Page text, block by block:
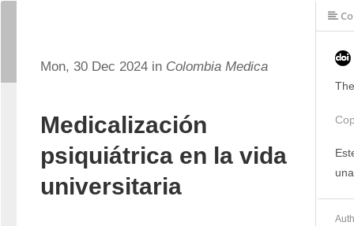
Mon, 30 Dec 2024 in Colombia Medica
Medicalización
psiquiátrica en la vida
universitaria